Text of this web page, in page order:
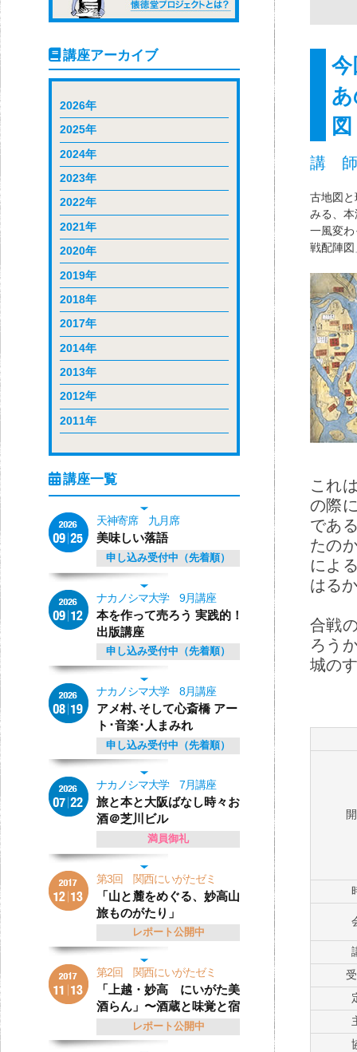
今
講 師
古地図
みる、
一風変
戦配陣
これ
の際
であ
たの
によ
はる
合戦
ろう
城の
講座アーカイブ
2026年
2025年
2024年
2023年
2022年
2021年
2020年
2019年
2018年
2017年
2014年
2013年
2012年
2011年
天神寄席 九月席
美味しい落語
申し込み受付中（先着順）
ナカノシマ大学 9月講座
本を作って売ろう 実践的！
出版講座
申し込み受付中（先着順）
ナカノシマ大学 8月講座
アメ村､そして心斎橋 アー
ト･音楽･人まみれ
申し込み受付中（先着順）
ナカノシマ大学 7月講座
旅と本と大阪ばなし時々お
酒＠芝川ビル
満員御礼
第3回 関西にいがたゼミ
「山と麓をめぐる、妙高山
旅ものがたり」
レポート公開中
第2回 関西にいがたゼミ
「上越・妙高 にいがた美
酒らん」〜酒蔵と味覚と宿
レポート公開中